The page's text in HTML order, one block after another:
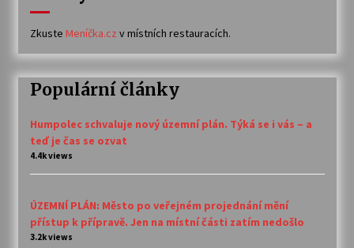
Zkuste Meníčka.cz v místních restauracích.
Populární články
Humpolec schvaluje nový územní plán. Týká se i vás – a
teď je čas se ozvat
4.4k views
ÚZEMNÍ PLÁN: Město po veřejném projednání mění
přístup k přípravě. Jen na místní části zatím nedošlo
3.2k views